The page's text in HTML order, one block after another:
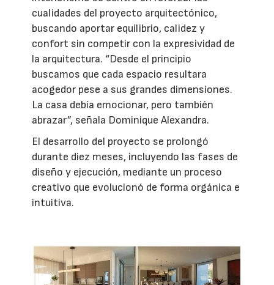
cualidades del proyecto arquitectónico,
buscando aportar equilibrio, calidez y
confort sin competir con la expresividad de
la arquitectura. “Desde el principio
buscamos que cada espacio resultara
acogedor pese a sus grandes dimensiones.
La casa debía emocionar, pero también
abrazar”, señala Dominique Alexandra.
El desarrollo del proyecto se prolongó
durante diez meses, incluyendo las fases de
diseño y ejecución, mediante un proceso
creativo que evolucionó de forma orgánica e
intuitiva.